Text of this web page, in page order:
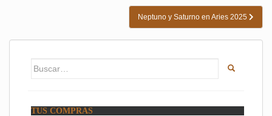
Neptuno y Saturno en Aries 2025
Buscar:
TUS COMPRAS